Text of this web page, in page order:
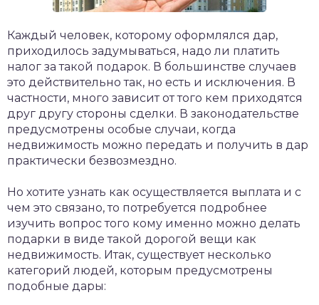
Каждый человек, которому оформлялся дар,
приходилось задумываться, надо ли платить
налог за такой подарок. В большинстве случаев
это действительно так, но есть и исключения. В
частности, много зависит от того кем приходятся
друг другу стороны сделки. В законодательстве
предусмотрены особые случаи, когда
недвижимость можно передать и получить в дар
практически безвозмездно.
Но хотите узнать как осуществляется выплата и с
чем это связано, то потребуется подробнее
изучить вопрос того кому именно можно делать
подарки в виде такой дорогой вещи как
недвижимость. Итак, существует несколько
категорий людей, которым предусмотрены
подобные дары: